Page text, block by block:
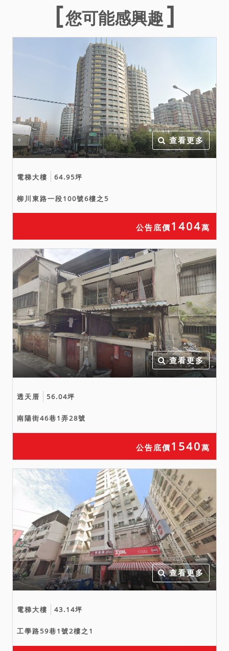
承買權。
3.本件拍賣標的物查封前即
由第三人承租中，租賃法律
關係由拍定人自理。
4.本件拍賣不動產未經鑑
界，確切土地位置及有無建
物占用等占用情形應買人應
自行前往查證，拍定後不得
以現況與拍賣公告記載不符
請求撤銷拍定，買受人應自
行負擔向地政機關申請指界
或鑑界之費用。
權，因欠缺公示資料，應買
人請自行查明，如有爭議，
須由拍定人自理。
6.拍賣之建物未據債權人陳
報是否曾發生非自然死亡事
故、輻射污染、海砂屋、地
震受創或火災受損等情事，
然建物是否有上開重大瑕疵
足以影響交易，仍應由應買
人自行查證、評估，買受人
對拍賣標的物無物之瑕疵擔
保請求權。
您可能感興趣
查看更多
電梯大樓 64.95坪
柳川東路一段100號6樓之5
公告底價 1404萬
查看更多
透天厝 56.04坪
南陽街46巷1弄28號
公告底價 1540萬
查看更多
電梯大樓 43.14坪
工學路59巷1號2樓之1